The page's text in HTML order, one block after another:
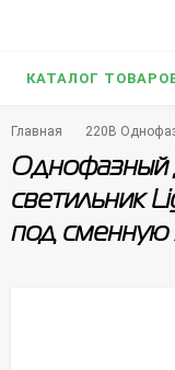
КАТАЛОГ
Главная 220В
Однофазный
светильник
под сменную